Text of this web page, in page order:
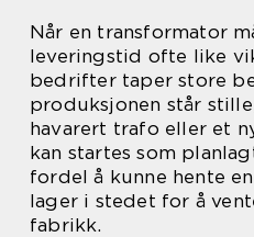
Når en transformator
leveringstid ofte like
bedrifter taper store
produksjonen står
havarert trafo eller et
kan startes som
fordel å kunne hente
lager i stedet for å
fabrikk.